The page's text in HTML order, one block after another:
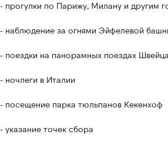
- прогулки по Парижу, Милану и другим
- наблюдение за огнями Эйфелевой
- поездки на панорамных поездах
- ночлеги в Италии
- посещение парка тюльпанов Кекенхоф
- указание точек сбора
esfiriatravel@gmail.com
Социальные сети:
Политика конфиденциальности
© Esfiria-Gold sp.z.o.o, 2023